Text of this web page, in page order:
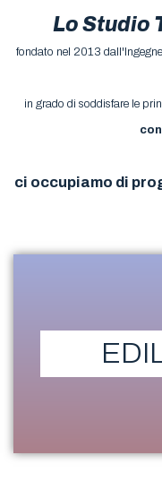
Lo Studio
fondato nel 2013
in grado di soddisfare le
ci occupiamo di